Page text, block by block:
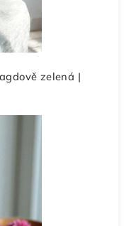
zelená |